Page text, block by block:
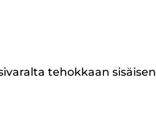
tehokkaan sisäisen